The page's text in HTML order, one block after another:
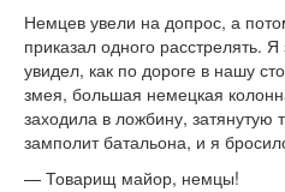
Немцев увели на допрос, а
приказал одного расстрелять.
увидел, как по дороге в нашу
змея, большая немецкая
заходила в ложбину,
замполит батальона, и я
— Товарищ майор, немцы!